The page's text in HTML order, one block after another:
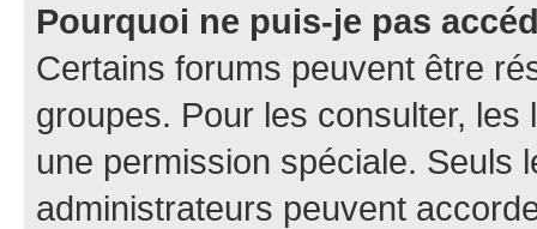
Pourquoi ne puis-je pas
Certains forums peuvent être
groupes. Pour les consulter,
une permission spéciale. Seuls
administrateurs peuvent